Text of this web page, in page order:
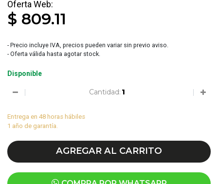
$ 809.11
- Precio incluye IVA, precios pueden variar sin previo aviso.
- Oferta válida hasta agotar stock.
Disponible
Cantidad:
Entrega en 48 horas hábiles
1 año de garantía.
AGREGAR AL CARRITO